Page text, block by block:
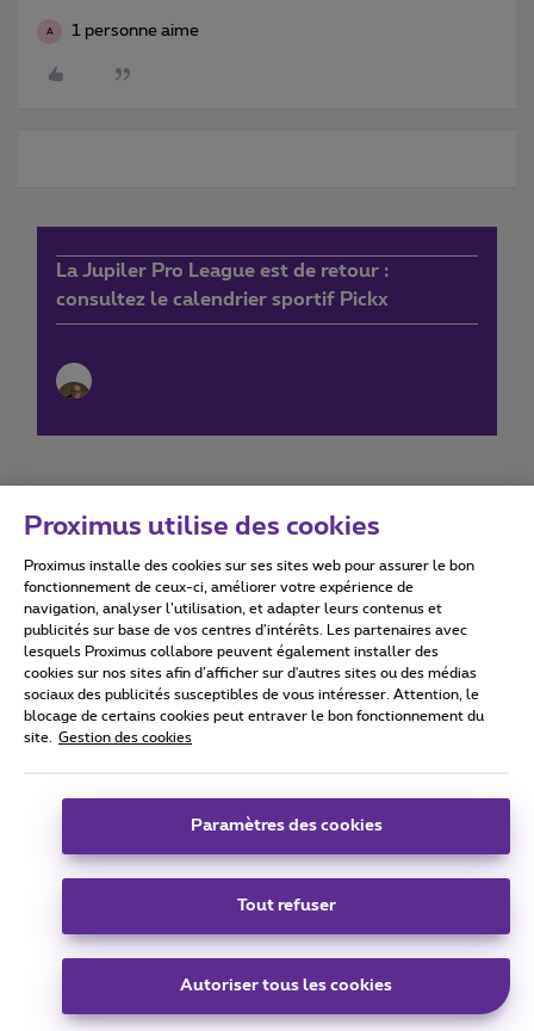
A 1 personne aime
La Jupiler Pro League est de retour :
consultez le calendrier sportif Pickx
Conditions d'utilisation Accessibility statement
Tous droits réservés. © 2026 Proximus
Conditions générales, info consommateur
Coordonnées de l’entreprise
Boulevard du Roi Albert II 27 - B-1030 Bruxelles.
Carrier & Wholesale Solutions
|Telindus
|Sitemap
Proximus utilise des cookies
Proximus installe des cookies sur ses sites web pour assurer le bon
fonctionnement de ceux-ci, améliorer votre expérience de
navigation, analyser l’utilisation, et adapter leurs contenus et
publicités sur base de vos centres d’intérêts. Les partenaires avec
lesquels Proximus collabore peuvent également installer des
cookies sur nos sites afin d’afficher sur d'autres sites ou des médias
sociaux des publicités susceptibles de vous intéresser. Attention, le
blocage de certains cookies peut entraver le bon fonctionnement du
site.
Gestion des cookies
Paramètres des cookies
Tout refuser
Autoriser tous les cookies